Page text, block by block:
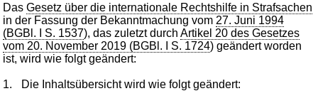
DasGesetz über die internationale Rechtshilfe in Strafsachen
in der Fassung der Bekanntmachung vom 27. Juni 1994
(BGBl. I S. 1537), das zuletzt durchArtikel 20 des Gesetzes
vom 20. November 2019 (BGBl. I S. 1724) geändert worden
ist, wird wie folgt geändert:
1. Die Inhaltsübersicht wird wie folgt geändert: